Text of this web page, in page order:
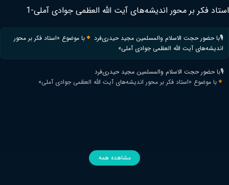
استاد فکر بر محور اندیشه‌های آیت الله العظمی جوادی آملی-1
🎙با حضور حجت الاسلام والمسلمین مجید حیدری‌فرد
با موضوع «استاد فکر بر محور
اندیشه‌های آیت الله العظمی جوادی آملی»
🎙با حضور حجت الاسلام والمسلمین مجید حیدری‌فرد
با موضوع «استاد فکر بر محور اندیشه‌های آیت الله العظمی جوادی آملی»
مشاهده همه